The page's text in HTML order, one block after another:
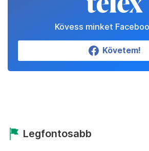
Kövess minket
Követem!
Legfontosabb